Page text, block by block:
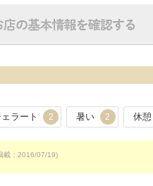
ラート 2 暑い 2 休憩
載：2016/07/19)